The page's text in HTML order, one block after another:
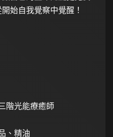
始自我覺察中覺醒！
階光能療癒師
、精油